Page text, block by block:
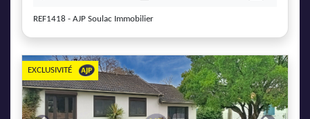
REF1418 - AJP Soulac Immobilier
EXCLUSIVITÉ